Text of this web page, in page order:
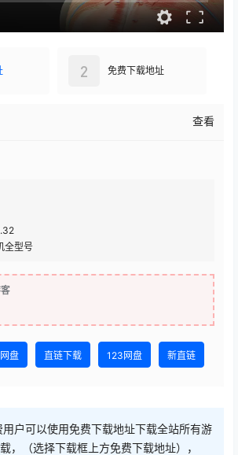
免费下载地址
2
查看
全型号
盘 直链下载 123网盘 新直链
户可以使用免费下载地址下载全站所有游
，（选择下载框上方免费下载地址），